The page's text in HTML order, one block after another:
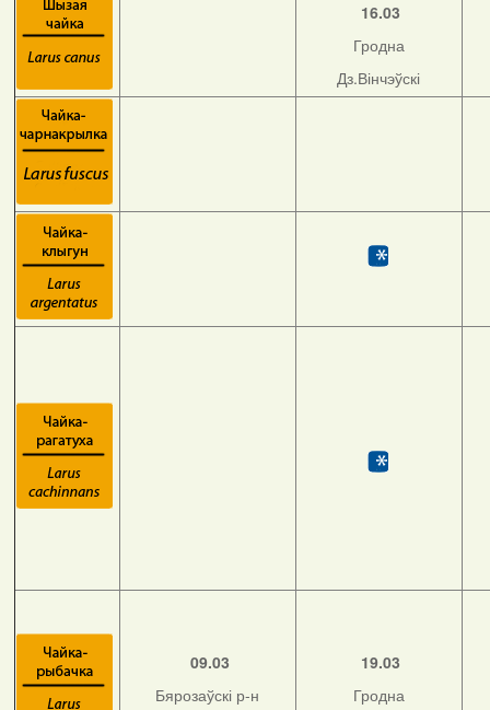
16.03
Гродна
Дз.Вінчэўскі
09.03
Бярозаўскі р-н
19.03
Гродна